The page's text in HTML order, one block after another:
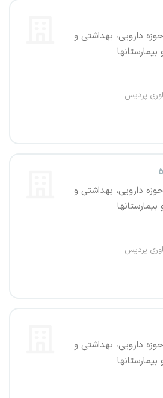
دارویی، بهداشتی و
پردیس
دارویی، بهداشتی و
پردیس
دارویی، بهداشتی و